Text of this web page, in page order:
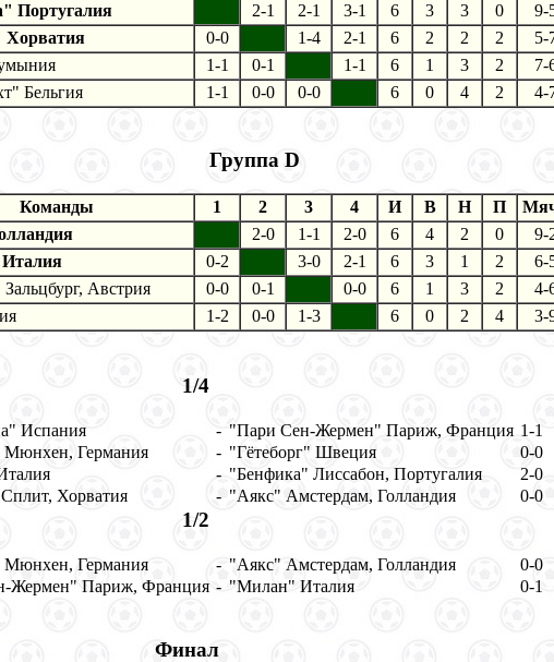
Португалия 2-1 2-1 3-1 6 3 3 0 9-
0-0 1-4 2-1 6 2 2 2 5-
1-1 0-1 1-1 6 1 3 2 7-
Бельгия 1-1 0-0 0-0 6 0 4 2 4-
Группа D
Команды 1 2 3 4 И В Н П
2-0 1-1 2-0 6 4 2 0 9-
0-2 3-0 2-1 6 3 1 2 6-
Австрия 0-0 0-1 0-0 6 1 3 2 4-
1-2 0-0 1-3 6 0 2 4 3-
1/4
Испания - "Пари Сен-Жермен" Париж, Франция 1-1
Мюнхен, Германия
- "Гётеборг" Швеция 0-0
- "Бенфика" Лиссабон, Португалия 2-0
Хорватия
- "Аякс" Амстердам, Голландия 0-0
1/2
Мюнхен, Германия - "Аякс" Амстердам, Голландия 0-0
Жермен" Париж, Франция - "Милан" Италия 0-1
Финал